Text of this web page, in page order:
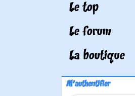
Le top
Le forum
La boutique
M'authentifier